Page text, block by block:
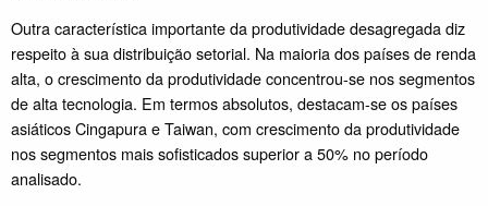
Outra característica importante da produtividade desagregada diz
respeito à sua distribuição setorial. Na maioria dos países de renda
alta, o crescimento da produtividade concentrou-se nos segmentos
de alta tecnologia. Em termos absolutos, destacam-se os países
asiáticos Cingapura e Taiwan, com crescimento da produtividade
nos segmentos mais sofisticados superior a 50% no período
analisado.